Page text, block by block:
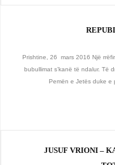
Prishtine, 26 mars 2016 Një
bubullimat s’kanë të ndalur. Të
Pemën e Jetës duke e
JUSUF VRIONI –